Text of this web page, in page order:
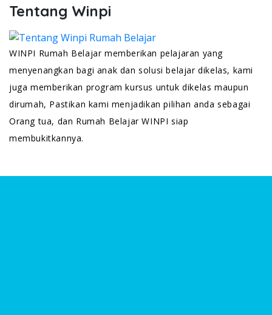
Tentang Winpi
WINPI Rumah Belajar memberikan pelajaran yang
menyenangkan bagi anak dan solusi belajar dikelas, kami
juga memberikan program kursus untuk dikelas maupun
dirumah, Pastikan kami menjadikan pilihan anda sebagai
Orang tua, dan Rumah Belajar WINPI siap
membukitkannya.